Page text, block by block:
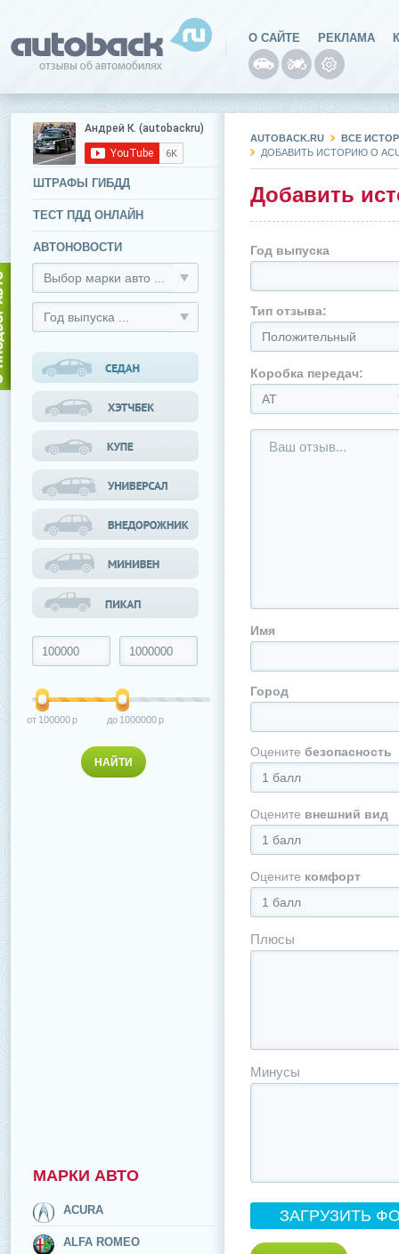
О САЙТЕ РЕКЛАМА
ШТРАФЫ ГИБДД
ТЕСТ ПДД ОНЛАЙН
АВТОНОВОСТИ
Выбор марки авто ...
Год выпуска ...
100000 1000000
МАРКИ АВТО
ACURA
ALFA ROMEO
AUTOBACK.RU
ВСЕ
ДОБАВИТЬ ИСТОРИЮ О
Добавить
Год выпуска
Тип отзыва:
Положительный
Коробка передач:
АТ
Имя
Город
Оцените безопасность
1 балл
Оцените внешний вид
1 балл
Оцените комфорт
1 балл
Плюсы
Минусы
ЗАГРУЗИТЬ